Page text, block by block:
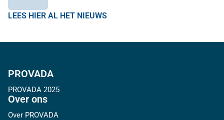
LEES HIER AL HET NIEUWS
PROVADA
PROVADA 2025
Over ons
Over PROVADA